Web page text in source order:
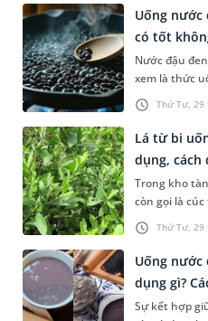
trẻ 6 - 12
con tối ưu
tăng trưởng
dẫn ba mẹ
một số lưu ý
Thứ Tư, 29
Uống nước
có tốt
Nước đậu
xem là thức
sóc sắc đẹp
bức. Tuy
thay cho
mang lại lợi
Bài viết dưới
thắc mắc
ngày có tốt
cách chếThứ Tư, 29
Lá từ bi
dụng, cách
Trong kho
còn gọi là
thuộc sở
gian gần đây,
đang trở
quan. Vậy
bệnh gì, cơ
gian này là gì
Uống nước
dụng gì?
Sự kết hợp